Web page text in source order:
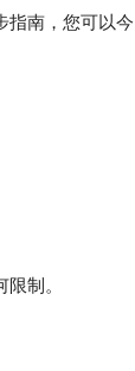
指南，您可以今
制。